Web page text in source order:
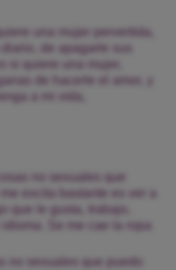
una mujer pervertida,
de apagarle sus
si quiere una mujer,
de hacerle el amor, y
a mi vida,
no sexuales que
excita bastante es ver a
que le gusta, trabajo,
Se me cae la ropa
no sexuales que puedo